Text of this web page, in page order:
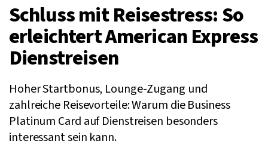
Schluss mit Reisestress: So
erleichtert American Express
Dienstreisen
Hoher Startbonus, Lounge-Zugang und
zahlreiche Reisevorteile: Warum die Business
Platinum Card auf Dienstreisen besonders
interessant sein kann.